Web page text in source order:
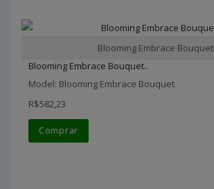
Blooming Embrace Bouquet
Blooming Embrace Bouquet..
Model: Blooming Embrace Bouquet
R$582,23
Comprar